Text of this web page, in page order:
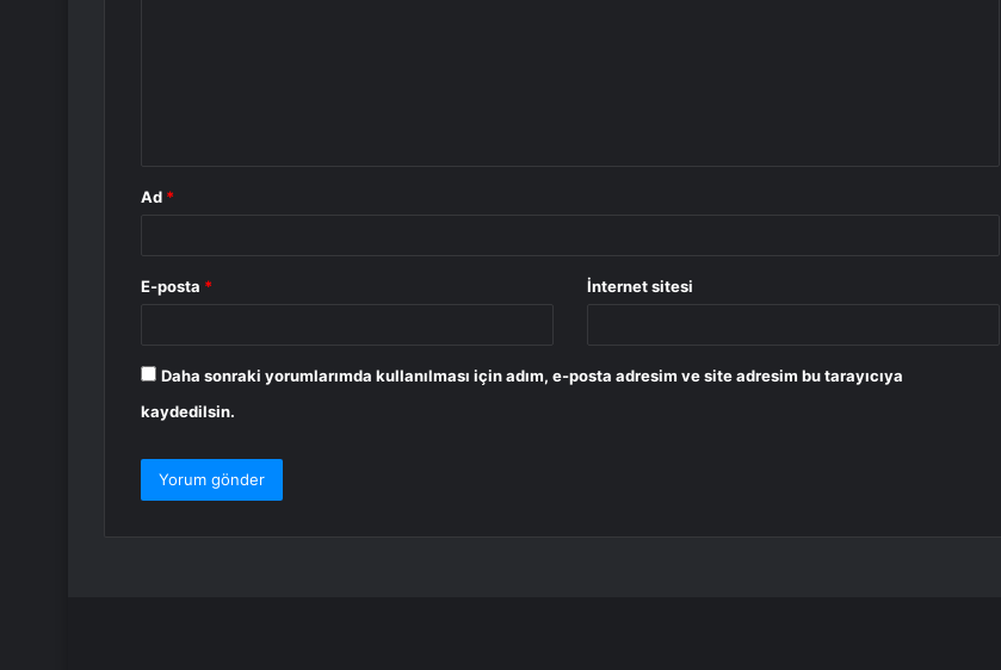
Ad *
E-posta * İnternet sitesi
Daha sonraki yorumlarımda kullanılması için adım, e-posta adresim ve site adresim bu tarayıcıya
kaydedilsin.